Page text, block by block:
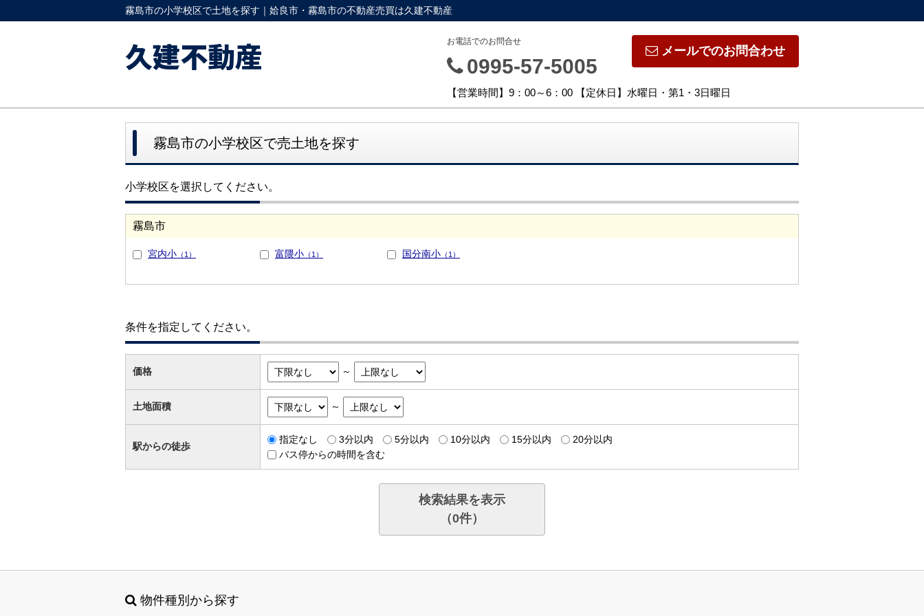
霧島市の小学校区で土地を探す｜姶良市・霧島市の不動産売買は久建不動産
久建不動産 メールでのお問合わせ
お電話でのお問合せ
0995-57-5005
【営業時間】9：00～6：00 【定休日】水曜日・第1・3日曜日
霧島市の小学校区で売土地を探す
小学校区を選択してください。
霧島市
宮内小 （1） 富隈小 （1） 国分南小 （1）
条件を指定してください。
価格 ～
土地面積 ～
駅からの徒歩
指定なし 3分以内 5分以内 10分以内 15分以内
20分以内
バス停からの時間を含む
検索結果を表示
（0件）
物件種別から探す